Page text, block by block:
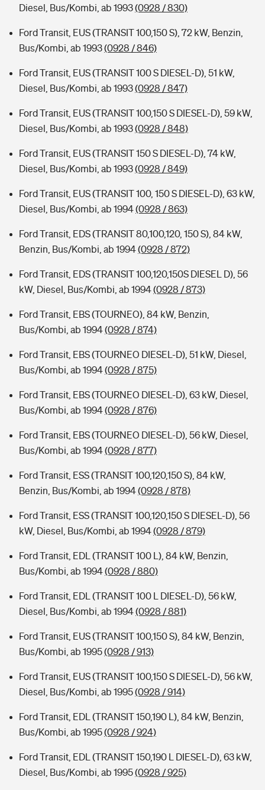
Diesel, Bus/Kombi, ab 1993(0928 / 830)
Ford Transit, EUS (TRANSIT 100,150 S), 72 kW, Benzin,
Bus/Kombi, ab 1993(0928 / 846)
Ford Transit, EUS (TRANSIT 100 S DIESEL-D), 51 kW,
Diesel, Bus/Kombi, ab 1993(0928 / 847)
Ford Transit, EUS (TRANSIT 100,150 S DIESEL-D), 59 kW,
Diesel, Bus/Kombi, ab 1993(0928 / 848)
Ford Transit, EUS (TRANSIT 150 S DIESEL-D), 74 kW,
Diesel, Bus/Kombi, ab 1993(0928 / 849)
Ford Transit, EUS (TRANSIT 100, 150 S DIESEL-D), 63 kW,
Diesel, Bus/Kombi, ab 1994(0928 / 863)
Ford Transit, EDS (TRANSIT 80,100,120, 150 S), 84 kW,
Benzin, Bus/Kombi, ab 1994(0928 / 872)
Ford Transit, EDS (TRANSIT 100,120,150S DIESEL D), 56
kW, Diesel, Bus/Kombi, ab 1994(0928 / 873)
Ford Transit, EBS (TOURNEO), 84 kW, Benzin,
Bus/Kombi, ab 1994(0928 / 874)
Ford Transit, EBS (TOURNEO DIESEL-D), 51 kW, Diesel,
Bus/Kombi, ab 1994(0928 / 875)
Ford Transit, EBS (TOURNEO DIESEL-D), 63 kW, Diesel,
Bus/Kombi, ab 1994(0928 / 876)
Ford Transit, EBS (TOURNEO DIESEL-D), 56 kW, Diesel,
Bus/Kombi, ab 1994(0928 / 877)
Ford Transit, ESS (TRANSIT 100,120,150 S), 84 kW,
Benzin, Bus/Kombi, ab 1994(0928 / 878)
Ford Transit, ESS (TRANSIT 100,120,150 S DIESEL-D), 56
kW, Diesel, Bus/Kombi, ab 1994(0928 / 879)
Ford Transit, EDL (TRANSIT 100 L), 84 kW, Benzin,
Bus/Kombi, ab 1994(0928 / 880)
Ford Transit, EDL (TRANSIT 100 L DIESEL-D), 56 kW,
Diesel, Bus/Kombi, ab 1994(0928 / 881)
Ford Transit, EUS (TRANSIT 100,150 S), 84 kW, Benzin,
Bus/Kombi, ab 1995(0928 / 913)
Ford Transit, EUS (TRANSIT 100,150 S DIESEL-D), 56 kW,
Diesel, Bus/Kombi, ab 1995(0928 / 914)
Ford Transit, EDL (TRANSIT 150,190 L), 84 kW, Benzin,
Bus/Kombi, ab 1995(0928 / 924)
Ford Transit, EDL (TRANSIT 150,190 L DIESEL-D), 63 kW,
Diesel, Bus/Kombi, ab 1995(0928 / 925)